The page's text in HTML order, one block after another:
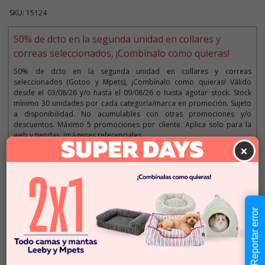
SKU: 15124
50% de dcto en la segunda unidad en collares y
correas seleccionados, ¡Combínalo como quieras!
50% de dcto en la segunda unidad en collares y correas
seleccionados (Gotoo y Mpets), ¡Combínalo como quieras! Válido
desde el 03/08/26 y/o hasta el 09/08/26 o hasta agotar stock. Stock
mínimo 30 unidades por cada categoría/marca en promoción. Sujeto
a disponibilidad. No acumulables con otras promociones y/o
descuentos. Máximo 5 promociones por cliente. Aplica solo para la
web y tiendas. Imágenes referenciales.
Descripción
Cantidad:
- +
$4.990
Este producto no está
disponible
×
Reportar error